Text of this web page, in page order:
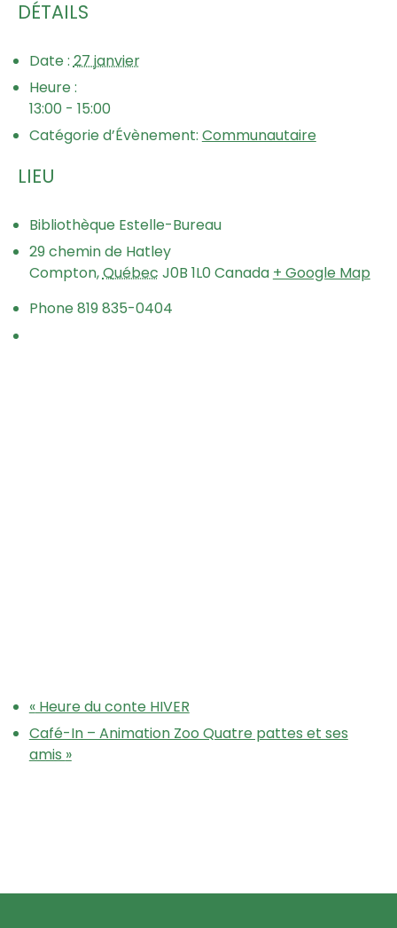
DÉTAILS
Date : 27 janvier
Heure :
13:00 - 15:00
Catégorie d’Évènement: Communautaire
LIEU
Bibliothèque Estelle-Bureau
29 chemin de Hatley
Compton,Québec J0B 1L0Canada + Google Map
Phone819 835-0404
«Heure du conte HIVER
Café-In – Animation Zoo Quatre pattes et ses
amis »